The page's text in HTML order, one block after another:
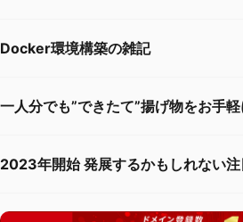
Docker環境構築の雑記
一人分でも”できたて”揚げ物をお手軽
2023年開始 発展するかもしれない